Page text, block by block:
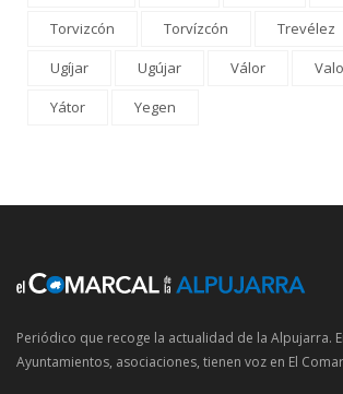
Torvizcón
Torvízcón Trevélez
Ugíjar
Ugújar Válor
Yátor
Yegen
Periódico que recoge la actualidad de la Alpujarra.
Ayuntamientos, asociaciones, tienen voz en El